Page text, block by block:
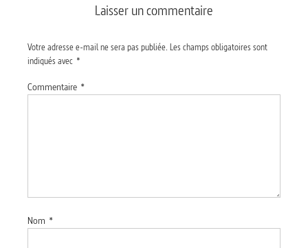
Laisser un commentaire
Votre adresse e-mail ne sera pas publiée. Les champs obligatoires sont
indiqués avec *
Commentaire *
Nom *